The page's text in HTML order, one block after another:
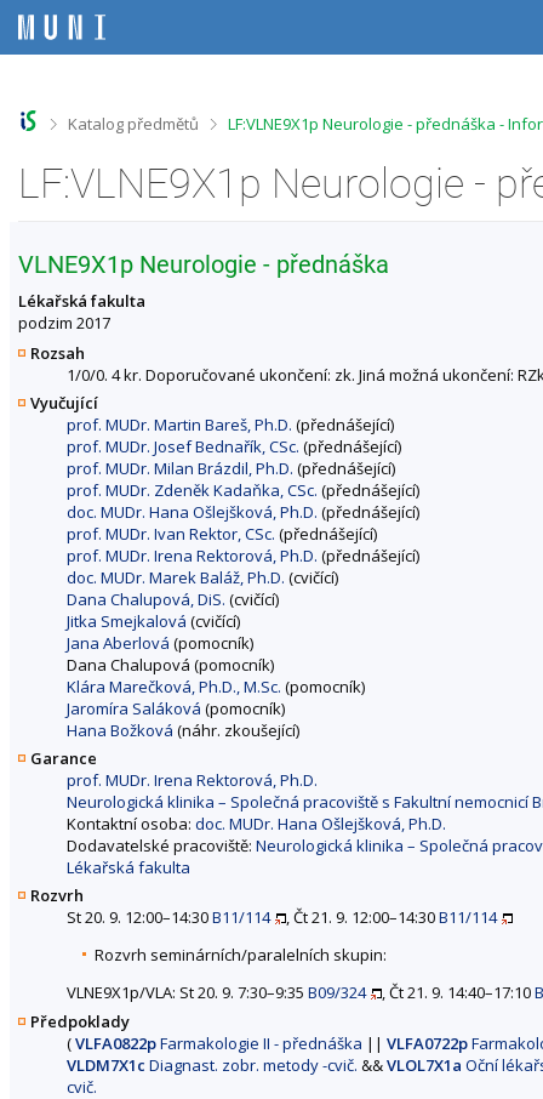
e
e
e
e
>Katalog předmětů >
LF:VLNE9X1p Neurologie - přednáška -
LF:VLNE9X1p Neurologie -
VLNE9X1p Neurologie - přednáška
Lékařská fakulta
podzim 2017
Rozsah
1/0/0. 4 kr. Doporučované ukončení: zk. Jiná možná ukončení:
Vyučující
prof. MUDr. Martin Bareš, Ph.D. (přednášející)
prof. MUDr. Josef Bednařík, CSc. (přednášející)
prof. MUDr. Milan Brázdil, Ph.D. (přednášející)
prof. MUDr. Zdeněk Kadaňka, CSc. (přednášející)
doc. MUDr. Hana Ošlejšková, Ph.D. (přednášející)
prof. MUDr. Ivan Rektor, CSc. (přednášející)
prof. MUDr. Irena Rektorová, Ph.D. (přednášející)
doc. MUDr. Marek Baláž, Ph.D. (cvičící)
Dana Chalupová, DiS. (cvičící)
Jitka Smejkalová (cvičící)
Jana Aberlová (pomocník)
Dana Chalupová (pomocník)
Klára Marečková, Ph.D., M.Sc. (pomocník)
Jaromíra Saláková (pomocník)
Hana Božková (náhr. zkoušející)
Garance
prof. MUDr. Irena Rektorová, Ph.D.
Neurologická klinika – Společná pracoviště s Fakultní
Kontaktní osoba: doc. MUDr. Hana Ošlejšková, Ph.D.
Dodavatelské pracoviště: Neurologická klinika – Společná
Lékařská fakulta
Rozvrh
St 20. 9. 12:00–14:30B11/114 , Čt 21. 9. 12:00–14:30B11/114
Rozvrh seminárních/paralelních skupin:
VLNE9X1p/VLA: St 20. 9. 7:30–9:35 B09/324 , Čt 21. 9. 14:40–17:10
Předpoklady
(VLFA0822pFarmakologie II - přednáška || VLFA0722p
VLDM7X1c Diagnast. zobr. metody -cvič. &&VLOL7X1a Oční
cvič.